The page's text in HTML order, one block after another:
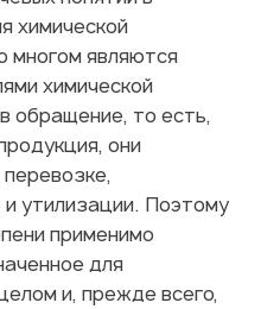
химической
многом являются
химической
обращение, то есть,
они
утилизации. Поэтому
применимо
для
и, прежде всего,